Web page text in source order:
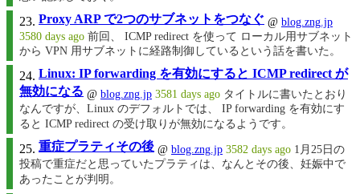
Proxy ARP で2つのサブネットをつなぐ @ blog.zng.jp
3580 days ago 前回、 ICMP redirect を使って ローカル用サブネット
から VPN 用サブネットに経路制御しているという話を書いた。
Linux: IP forwarding を有効にすると ICMP redirect が
無効になる @ blog.zng.jp 3581 days ago タイトルに書いたとおり
なんですが、Linux のデフォルトでは、 IP forwarding を有効にす
ると ICMP redirect の受け取りが無効になるようです。
重症プラティその後 @ blog.zng.jp 3582 days ago 1月25日の
投稿で重症だと思っていたプラティは、なんとその後、妊娠中で
あったことが判明。